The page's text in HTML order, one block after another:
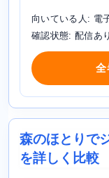
向いている人: 電
確認状態: 配信あ
全
森のほとりで
を詳しく比較